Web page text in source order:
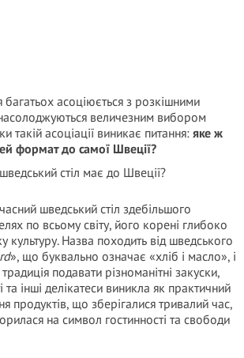
багатьох асоціюється з розкішними
насолоджуються величезним вибором
такій асоціації виникає питання: яке ж
формат до самої Швеції?
шведський стіл здебільшого
по всьому світу, його корені глибоко
культуру. Назва походить від шведського
», що буквально означає «хліб і масло», і
подавати різноманітні закуски,
та інші делікатеси виникла як практичний
продуктів, що зберігалися тривалий час,
на символ гостинності та свободи